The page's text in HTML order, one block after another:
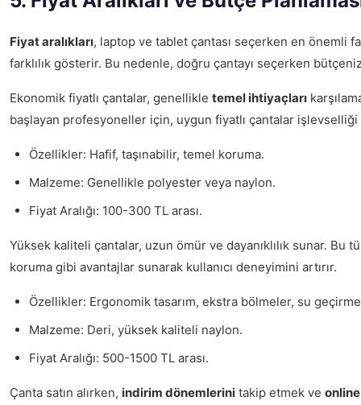
Fiyat aralıkları, laptop ve tablet çantası seçerken en önemli
farklılık gösterir. Bu nedenle, doğru çantayı seçerken
Ekonomik fiyatlı çantalar, genellikle temel ihtiyaçları
başlayan profesyoneller için, uygun fiyatlı çantalar
Özellikler: Hafif, taşınabilir, temel koruma.
Malzeme: Genellikle polyester veya naylon.
Fiyat Aralığı: 100-300 TL arası.
Yüksek kaliteli çantalar, uzun ömür ve dayanıklılık sunar.
koruma gibi avantajlar sunarak kullanıcı deneyimini artırır.
Özellikler: Ergonomik tasarım, ekstra bölmeler, su
Malzeme: Deri, yüksek kaliteli naylon.
Fiyat Aralığı: 500-1500 TL arası.
Çanta satın alırken, indirim dönemlerini takip etmek ve